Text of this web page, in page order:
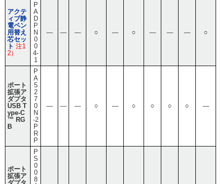
アクテ
ィブ静
電ペン
用替え
芯セッ
ト 注1
2）
P
A
D
P
N
0
0
4-
1
― ― ― ○ ― ○ ― ― ― ○
ポート
拡張ア
ダプタ
USB T
ype-C
™ RG
B
P
A
5
2
7
0
N
-2
P
R
P
― ― ― ○ ― ○ ○ ○ ○ ―
ポート
拡張ア
P
S
0
0
8